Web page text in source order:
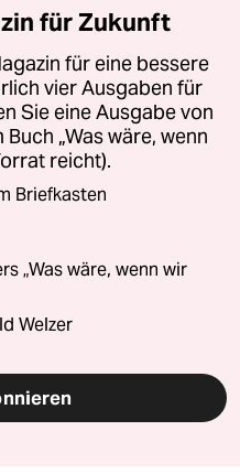
für Zukunft
für eine bessere
vier Ausgaben für
Sie eine Ausgabe von
„Was wäre, wenn
reicht).
Briefkasten
„Was wäre, wenn wir
Welzer